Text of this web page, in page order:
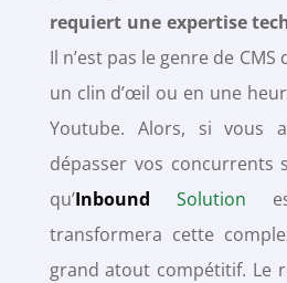
requiert une expertise
Il n’est pas le genre de
un clin d’œil ou en une
Youtube. Alors, si vous
dépasser vos concurrents
qu’Inbound Solution
transformera cette
grand atout compétitif. Le